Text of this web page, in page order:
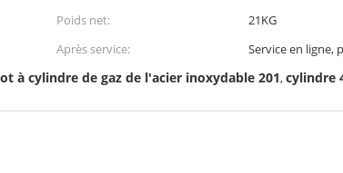
Poids net:
21KG
Après service:
Service en ligne,
à cylindre de gaz de l'acier inoxydable 201,cylindre